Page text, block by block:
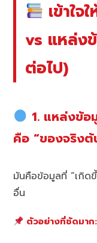
เข้าใ
vs แหล่ง
ต่อไป)
1. แหล่งข้
คือ “ของจริงต้
มันคือข้อมูลที่ “เกิด
อื่น
ตัวอย่างที่ชัดมาก: